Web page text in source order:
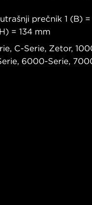
prečnik 1 (B) =
= 134 mm
C-Serie, Zetor,
6000-Serie,